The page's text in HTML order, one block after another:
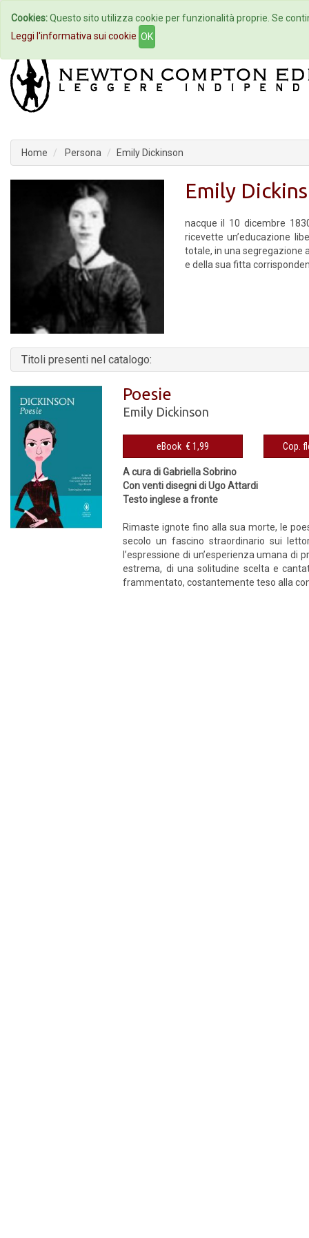
Home Autori Eventi
Home Persona Emily Dickinson
Emily
nacque il 10 dicembre
ricevette un’educazione
totale, in una segregazione
e della sua fitta
Titoli presenti nel catalogo:
Poesie
Emily Dickinson
eBook € 1,99
A cura di Gabriella Sobrino
Con venti disegni di Ugo Attardi
Testo inglese a fronte
Rimaste ignote fino alla sua morte, le
secolo un fascino straordinario sui
l’espressione di un’esperienza umana di
estrema, di una solitudine scelta e
frammentato, costantemente teso alla
Cookies:Questo sito utilizza cookie per funzionalità proprie. Se
Leggi l'informativa sui cookie OK